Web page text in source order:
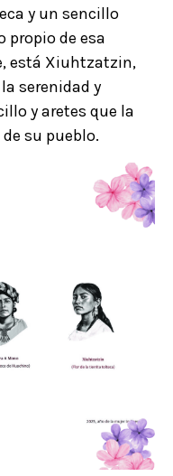
y un sencillo
propio de esa
está Xiuhtzatzin,
serenidad y
y aretes que la
su pueblo.